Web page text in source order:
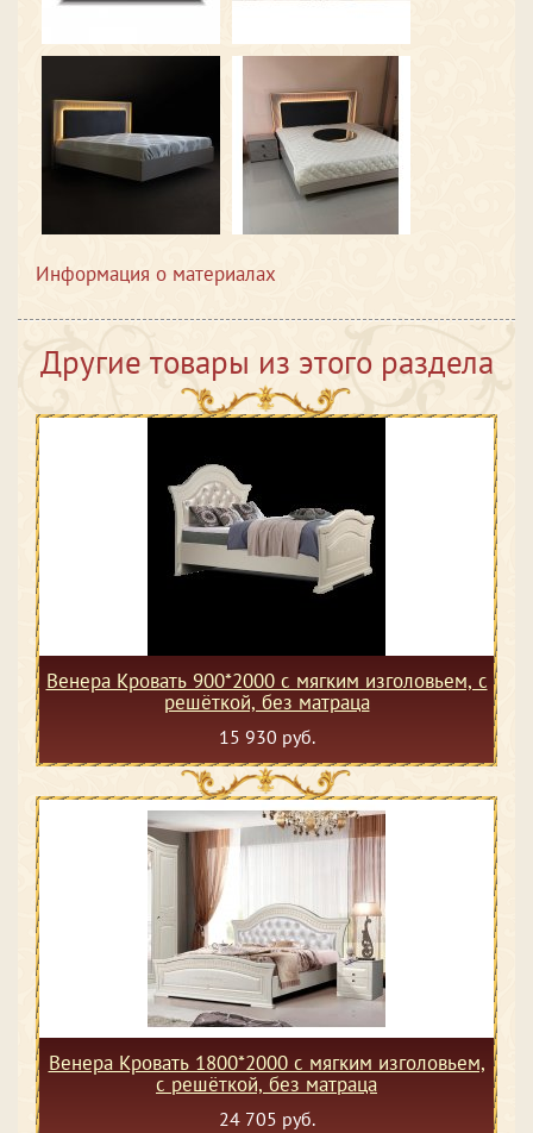
Информация о материалах
Другие товары из этого раздела
Венера Кровать 900*2000 с мягким изголовьем, с
решёткой, без матраца
15 930 руб.
Венера Кровать 1800*2000 с мягким изголовьем,
с решёткой, без матраца
24 705 руб.